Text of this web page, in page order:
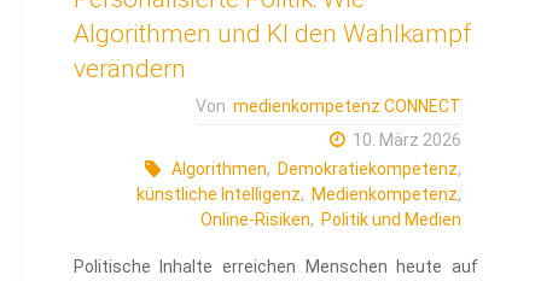
Algorithmen und KI den Wahlkampf
verändern
Von medienkompetenz CONNECT
10. März 2026
Algorithmen, Demokratiekompetenz,
künstliche Intelligenz, Medienkompetenz,
Online-Risiken, Politik und Medien
Politische Inhalte erreichen Menschen heute auf